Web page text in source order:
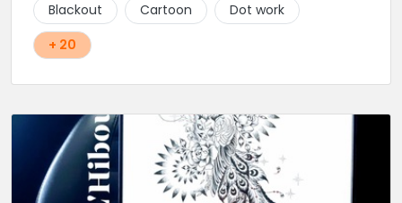
Blackout
Cartoon
Dot work
+ 20